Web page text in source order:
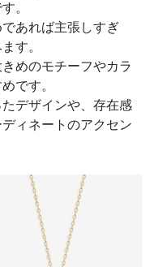
。
あれば主張しすぎ
す。
めのモチーフやカラ
です。
デザインや、存在感
ィネートのアクセン